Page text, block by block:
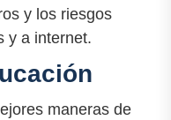
y los riesgos
y a internet.
maneras de